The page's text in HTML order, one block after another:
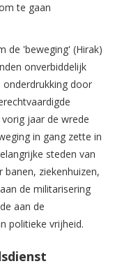
te gaan
de 'beweging' (Hirak)
onverbiddelijk
door
jaar de wrede
in gang zette in
steden van
ziekenhuizen,
de militarisering
aan de
politieke vrijheid.